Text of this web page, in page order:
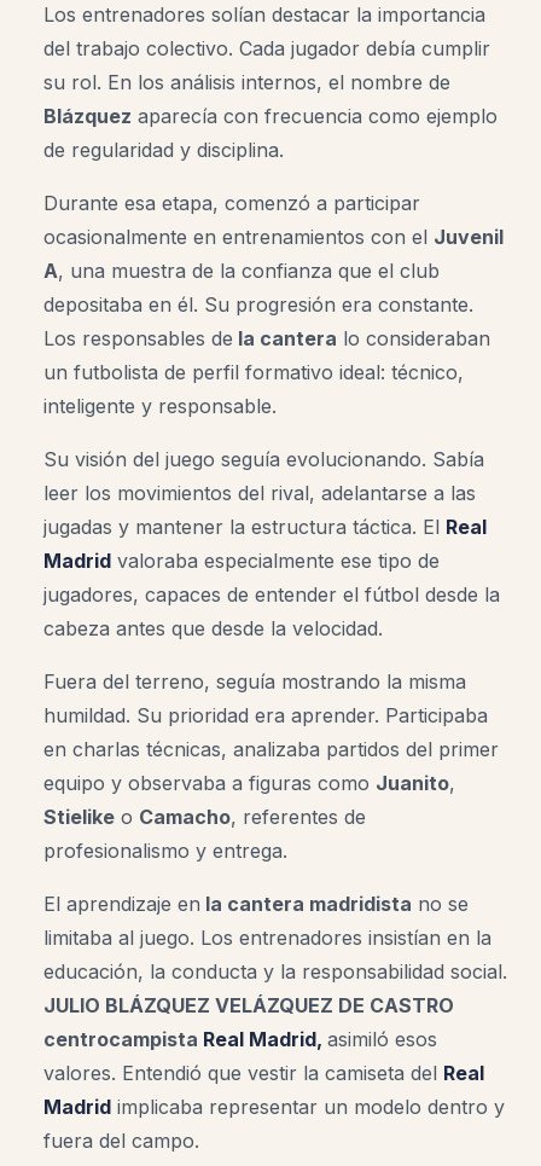
Los entrenadores solían destacar la importancia
del trabajo colectivo. Cada jugador debía cumplir
su rol. En los análisis internos, el nombre de
Blázquez aparecía con frecuencia como ejemplo
de regularidad y disciplina.
Durante esa etapa, comenzó a participar
ocasionalmente en entrenamientos con el Juvenil
A, una muestra de la confianza que el club
depositaba en él. Su progresión era constante.
Los responsables de la cantera lo consideraban
un futbolista de perfil formativo ideal: técnico,
inteligente y responsable.
Su visión del juego seguía evolucionando. Sabía
leer los movimientos del rival, adelantarse a las
jugadas y mantener la estructura táctica. El Real
Madrid valoraba especialmente ese tipo de
jugadores, capaces de entender el fútbol desde la
cabeza antes que desde la velocidad.
Fuera del terreno, seguía mostrando la misma
humildad. Su prioridad era aprender. Participaba
en charlas técnicas, analizaba partidos del primer
equipo y observaba a figuras como Juanito,
Stielike o Camacho, referentes de
profesionalismo y entrega.
El aprendizaje en la cantera madridista no se
limitaba al juego. Los entrenadores insistían en la
educación, la conducta y la responsabilidad social.
JULIO BLÁZQUEZ VELÁZQUEZ DE CASTRO
centrocampista Real Madrid, asimiló esos
valores. Entendió que vestir la camiseta del Real
Madrid implicaba representar un modelo dentro y
fuera del campo.